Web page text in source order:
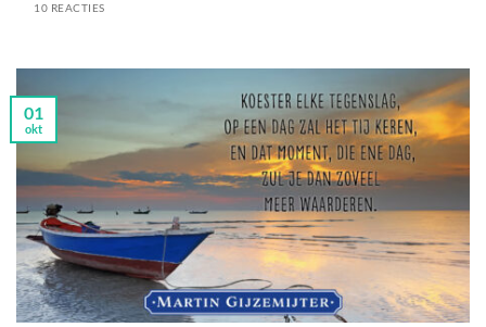
10 REACTIES
01
okt